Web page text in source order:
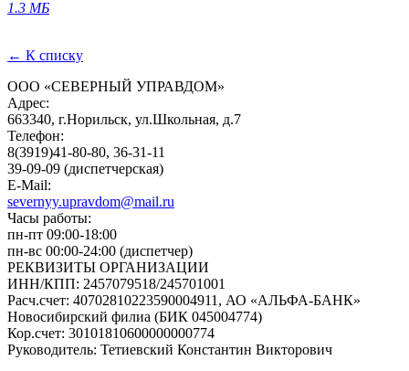
1.3 МБ
← К списку
ООО «СЕВЕРНЫЙ УПРАВДОМ»
Адрес:
663340, г.Норильск, ул.Школьная, д.7
Телефон:
8(3919)41-80-80, 36-31-11
39-09-09 (диспетчерская)
E-Mail:
severnyy.upravdom@mail.ru
Часы работы:
пн-пт 09:00-18:00
пн-вс 00:00-24:00 (диспетчер)
РЕКВИЗИТЫ ОРГАНИЗАЦИИ
ИНН/КПП: 2457079518/245701001
Расч.счет: 40702810223590004911, АО «АЛЬФА-БАНК»
Новосибирский филиа (БИК 045004774)
Кор.счет: 30101810600000000774
Руководитель: Тетиевский Константин Викторович